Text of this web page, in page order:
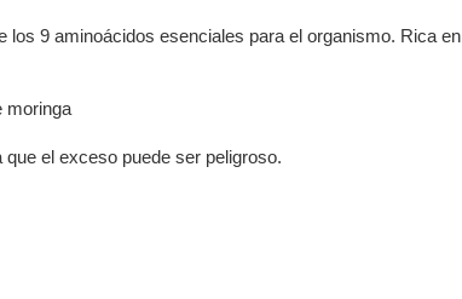
los 9 aminoácidos esenciales para el organismo. Rica en
moringa
el exceso puede ser peligroso.